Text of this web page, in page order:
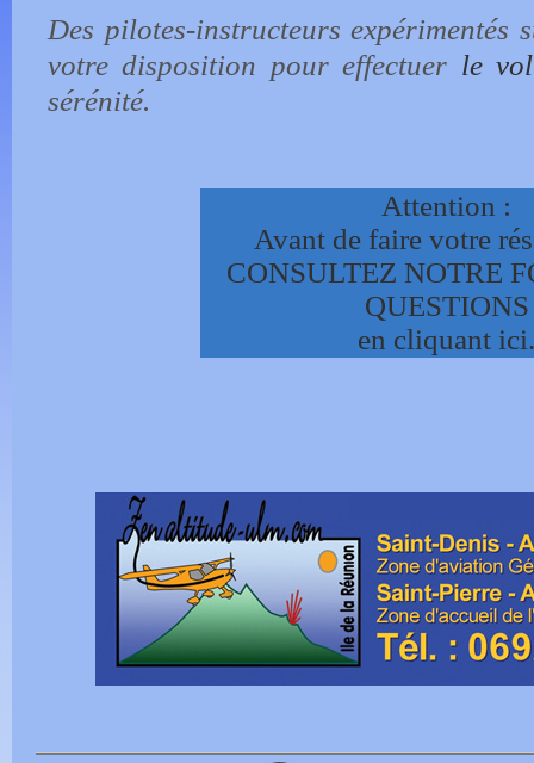
Des pilotes-instructeurs expérimentés
votre disposition pour effectuer le
sérénité.
Attention :
Avant de faire votre
CONSULTEZ NOTRE
QUESTIONS
en cliquant